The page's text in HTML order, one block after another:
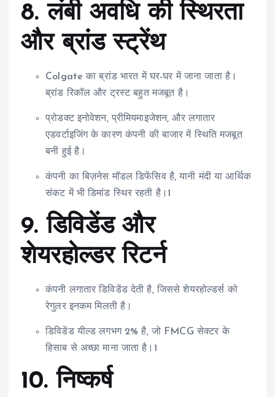
8.लंबी अवधि की स्थिरता
और ब्रांड स्ट्रेंथ
Colgate का ब्रांड भारत में घर-घर में जाना जाता है।
ब्रांड रिकॉल और ट्रस्ट बहुत मजबूत है।
प्रोडक्ट इनोवेशन, प्रीमियमाइजेशन, और लगातार
एडवर्टाइजिंग के कारण कंपनी की बाजार में स्थिति मजबूत
बनी हुई है।
कंपनी का बिज़नेस मॉडल डिफेंसिव है, यानी मंदी या आर्थिक
संकट में भी डिमांड स्थिर रहती है।1
9.डिविडेंड और
शेयरहोल्डर रिटर्न
कंपनी लगातार डिविडेंड देती है, जिससे शेयरहोल्डर्स को
रेगुलर इनकम मिलती है।
डिविडेंड यील्ड लगभग 2% है, जो FMCG सेक्टर के
हिसाब से अच्छा माना जाता है।1
10.निष्कर्ष